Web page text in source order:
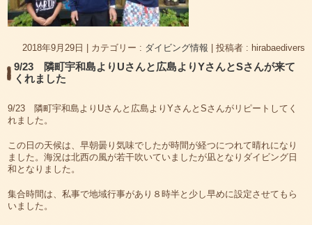
2018年9月29日 カテゴリー : ダイビング情報 投稿者 : hirabaedivers
9/23 隣町宇和島よりUさんと広島よりYさんとSさんが来て
くれました
9/23 隣町宇和島よりUさんと広島よりYさんとSさんがリピートしてく
れました。
この日の天候は、早朝曇り気味でしたが時間が経つにつれて晴れになり
ました。海況は北西の風が若干吹いていましたが凪となりダイビング日
和となりました。
集合時間は、私事で地域行事があり８時半と少し早めに設定させてもら
いました。